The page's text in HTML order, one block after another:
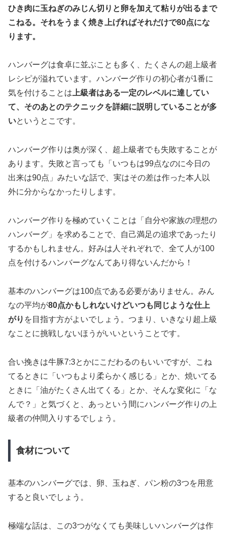
ひき肉に玉ねぎのみじん切りと卵を加えて粘りが出るまで
こねる。それをうまく焼き上げればそれだけで80点にな
ります。
ハンバーグは食卓に並ぶことも多く、たくさんの超上級者
レシピが溢れています。ハンバーグ作りの初心者が1番に
気を付けることは上級者はある一定のレベルに達してい
て、そのあとのテクニックを詳細に説明していることが多
いというとこです。
ハンバーグ作りは奥が深く、超上級者でも失敗することが
あります。失敗と言っても「いつもは99点なのに今日の
出来は90点」みたいな話で、実はその差は作った本人以
外に分からなかったりします。
ハンバーグ作りを極めていくことは「自分や家族の理想の
ハンバーグ」を求めることで、自己満足の追求であったり
するかもしれません。好みは人それぞれで、全て人が100
点を付けるハンバーグなんてあり得ないんだから！
基本のハンバーグは100点である必要がありません。みん
なの平均が80点かもしれないけどいつも同じような仕上
がり を目指す方がよいでしょう。つまり、いきなり超上級
なことに挑戦しないほうがいいということです。
合い挽きは牛豚7:3とかにこだわるのもいいですが、こね
てるときに「いつもより柔らかく感じる」とか、焼いてる
ときに「油がたくさん出てくる」とか、そんな変化に「な
んで？」と気づくと、あっという間にハンバーグ作りの上
級者の仲間入りするでしょう。
食材について
基本のハンバーグでは、卵、玉ねぎ、パン粉の3つを用意
すると良いでしょう。
極端な話は、この3つがなくても美味しいハンバーグは作